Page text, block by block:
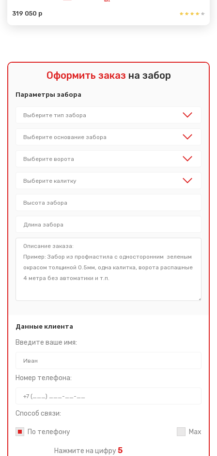
319 050 р
Оформить заказ на забор
Параметры забора
Данные клиента
Введите ваше имя:
Номер телефона:
Способ связи:
По телефону Max
Нажмите на цифру 5